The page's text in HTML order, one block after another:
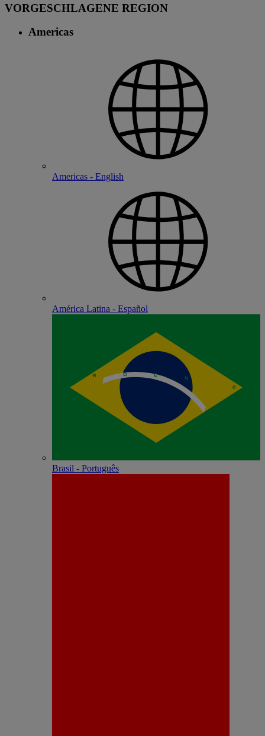
VORGESCHLAGENE REGION
Americas
Americas - English
América Latina - Español
Brasil - Português